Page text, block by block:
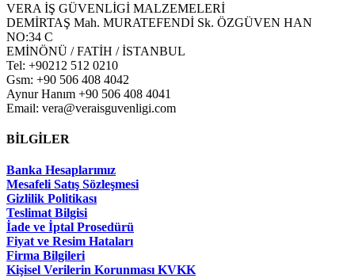
VERA İŞ GÜVENLİGİ MALZEMELERİ
DEMİRTAŞ Mah. MURATEFENDİ Sk. ÖZGÜVEN HAN
NO:34 C
EMİNÖNÜ / FATİH / İSTANBUL
Tel: +90212 512 0210
Gsm: +90 506 408 4042
Aynur Hanım +90 506 408 4041
Email: vera@veraisguvenligi.com
BİLGİLER
Banka Hesaplarımız
Mesafeli Satış Sözleşmesi
Gizlilik Politikası
Teslimat Bilgisi
İade ve İptal Prosedürü
Fiyat ve Resim Hataları
Firma Bilgileri
Kişisel Verilerin Korunması KVKK